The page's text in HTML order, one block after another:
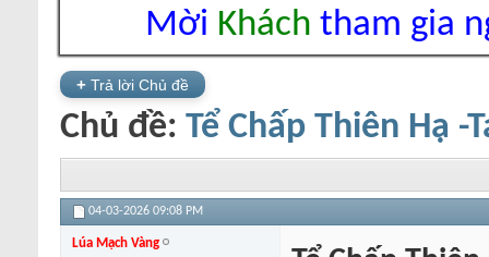
Mời Khách tham gia
+ Trả lời Chủ đề
Chủ đề: Tể Chấp Thiên Hạ -
04-03-2026 09:08 PM
Lúa Mạch Vàng